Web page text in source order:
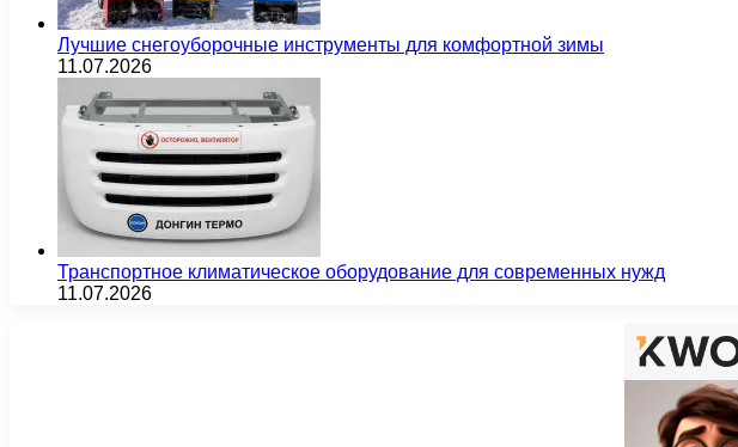
Лучшие снегоуборочные инструменты для комфортной зимы
11.07.2026
Транспортное климатическое оборудование для современных нужд
11.07.2026